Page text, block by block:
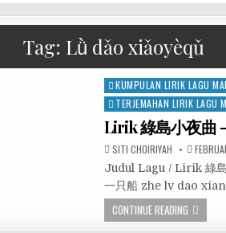
Tag: Lǜ dǎo xiǎoyèqǔ
Posted
in
KUMPULAN LIRIK LAGU
TERJEMAHAN LIRIK LAGU
Lirik 綠島小夜曲
SITI CHOIRIYAH
Judul Lagu / Lirik 綠
一只船 zhe lv dao
CONTINUE READING